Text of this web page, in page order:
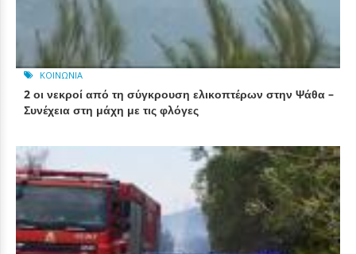
ΚΟΙΝΩΝΊΑ
2 οι νεκροί από τη σύγκρουση ελικοπτέρων στην Ψάθα –
Συνέχεια στη μάχη με τις φλόγες